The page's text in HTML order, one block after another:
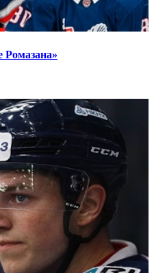
Ромазана»